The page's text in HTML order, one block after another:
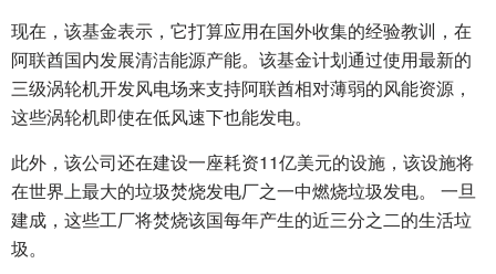
现在，该基金表示，它打算应用在国外收集的经验教训，在
阿联酋国内发展清洁能源产能。该基金计划通过使用最新的
三级涡轮机开发风电场来支持阿联酋相对薄弱的风能资源，
这些涡轮机即使在低风速下也能发电。
此外，该公司还在建设一座耗资11亿美元的设施，该设施将
在世界上最大的垃圾焚烧发电厂之一中燃烧垃圾发电。 一旦
建成，这些工厂将焚烧该国每年产生的近三分之二的生活垃
圾。